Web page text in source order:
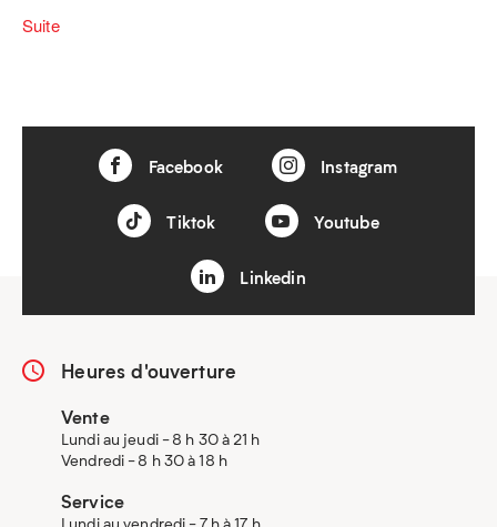
Suite
Facebook Instagram
Tiktok Youtube
Linkedin
Heures d'ouverture
Vente
Lundi au jeudi - 8 h 30 à 21 h
Vendredi - 8 h 30 à 18 h
Service